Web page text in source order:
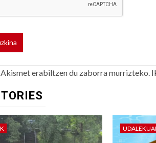
Akismet erabiltzen du zaborra murrizteko.